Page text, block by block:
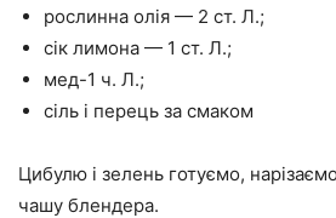
рослинна олія — 2 ст. Л.;
сік лимона — 1 ст. Л.;
мед-1 ч. Л.;
сіль і перець за смаком
Цибулю і зелень готуємо,
чашу блендера.